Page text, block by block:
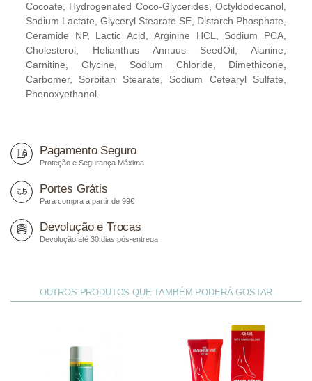
Cocoate, Hydrogenated Coco-Glycerides, Octyldodecanol,
Sodium Lactate, Glyceryl Stearate SE, Distarch Phosphate,
Ceramide NP, Lactic Acid, Arginine HCL, Sodium PCA,
Cholesterol, Helianthus Annuus SeedOil, Alanine,
Carnitine, Glycine, Sodium Chloride, Dimethicone,
Carbomer, Sorbitan Stearate, Sodium Cetearyl Sulfate,
Phenoxyethanol.
Pagamento Seguro
Proteção e Segurança Máxima
Portes Grátis
Para compra a partir de 99€
Devolução e Trocas
Devolução até 30 dias pós-entrega
OUTROS PRODUTOS QUE TAMBÉM PODERÁ GOSTAR